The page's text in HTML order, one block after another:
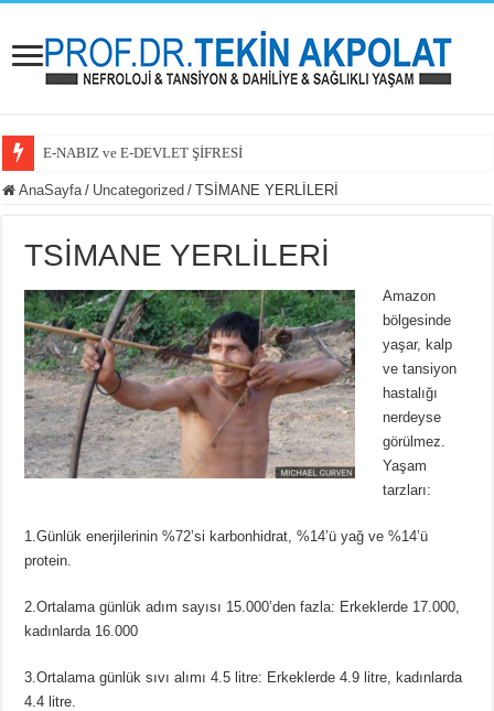
E-NABIZ ve E-DEVLET ŞİFRESİ
E-NABIZ PAYLAŞIM SEÇENEKLERİ
KOLESTEROL İLACINA BAŞLAYAN HASTAM
GÜNDE 8 BARDAK SU
BÖBREK HASTALIĞI NEDEN ARTIYOR
BÖBREK HASTALARI İÇİN YENİ UMUT/İLAÇ
EVRE 2 BÖBREK YETMEZLİĞİ
BÖBREK HASTASI ZAYIFLAMA İĞNESİ KULLANABİLİR Mİ?
BÖBREK HASTASI KREATİN KULLANABİLİR Mİ?
AnaSayfa / Uncategorized / TSİMANE YERLİLERİ
TSİMANE YERLİLERİ
Amazon
bölgesinde
yaşar, kalp
ve tansiyon
hastalığı
nerdeyse
görülmez.
Yaşam
tarzları:
1.Günlük enerjilerinin %72’si karbonhidrat, %14’ü yağ ve %14’ü
protein.
2.Ortalama günlük adım sayısı 15.000’den fazla: Erkeklerde 17.000,
kadınlarda 16.000
3.Ortalama günlük sıvı alımı 4.5 litre: Erkeklerde 4.9 litre, kadınlarda
4.4 litre.